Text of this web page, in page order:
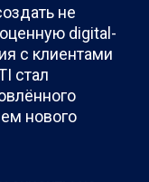
не
digital-
с клиентами
стал
нового